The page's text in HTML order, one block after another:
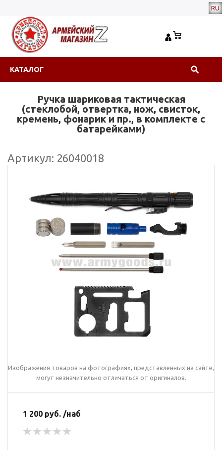
RU
КАТАЛОГ
Ручка шариковая тактическая
(стеклобой, отвертка, нож, свисток,
кремень, фонарик и пр., в комплекте с
батарейками)
Артикул: 26040018
Изображения товаров на фотографиях, представленных на сайте,
могут незначительно отличаться от оригиналов.
1 200 руб. /наб